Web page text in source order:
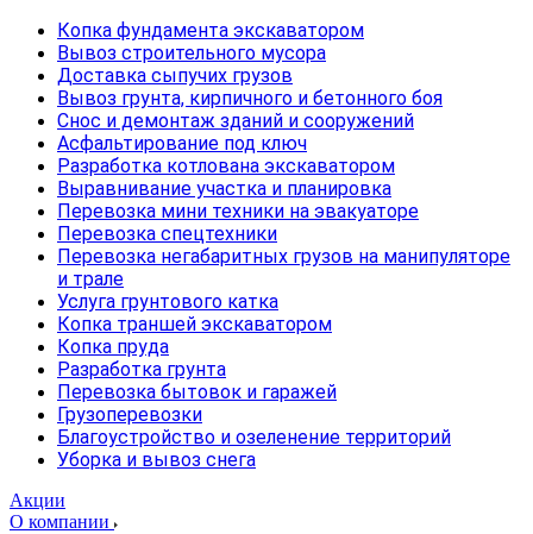
Копка фундамента экскаватором
Вывоз строительного мусора
Доставка сыпучих грузов
Вывоз грунта, кирпичного и бетонного боя
Снос и демонтаж зданий и сооружений
Асфальтирование под ключ
Разработка котлована экскаватором
Выравнивание участка и планировка
Перевозка мини техники на эвакуаторе
Перевозка спецтехники
Перевозка негабаритных грузов на манипуляторе
и трале
Услуга грунтового катка
Копка траншей экскаватором
Копка пруда
Разработка грунта
Перевозка бытовок и гаражей
Грузоперевозки
Благоустройство и озеленение территорий
Уборка и вывоз снега
Акции
О компании